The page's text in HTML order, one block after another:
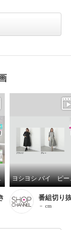
インパンツ ヨシヨシ バ
番組切り
－ cm